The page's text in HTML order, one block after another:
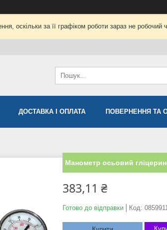
оскільки за її графіком роботи зараз не
ДОСТАВКА І ОПЛАТА ПОВЕРНЕННЯ ТА
Манометр осьовий
383,11 ₴
Готово до відправки Код: